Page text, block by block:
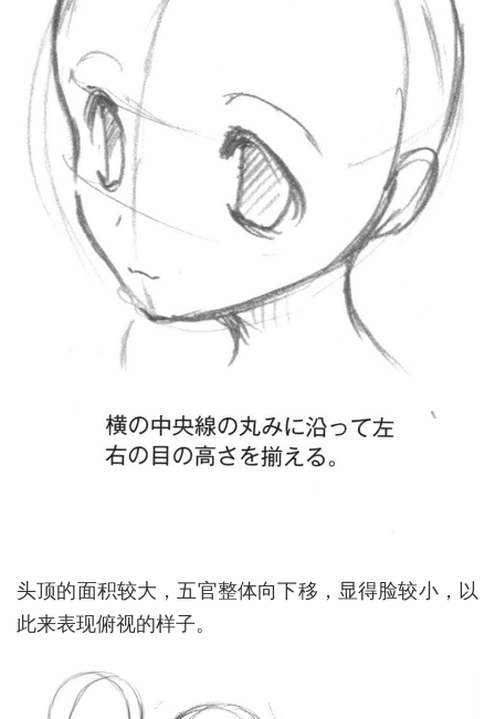
头顶的面积较大，五官整体向下移，显得脸较小，以
此来表现俯视的样子。